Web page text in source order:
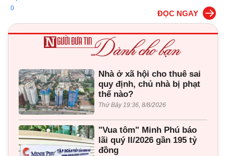
ĐỌC NGAY
0
Nhà ở xã hội cho thuê sai
quy định, chủ nhà bị phạt
thế nào?
Thứ Bảy 19:36, 8/8/2026
"Vua tôm" Minh Phú báo
lãi quý II/2026 gần 195 tỷ
đồng